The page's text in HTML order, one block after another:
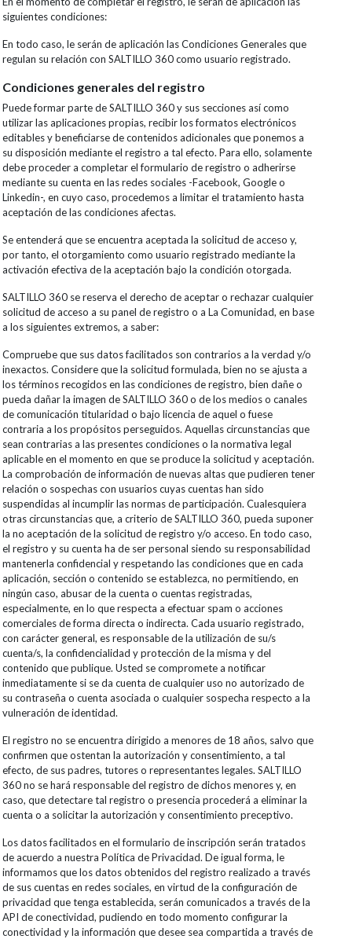
siguientes condiciones:
En todo caso, le serán de aplicación las Condiciones Generales que
regulan su relación con SALTILLO 360 como usuario registrado.
Condiciones generales del registro
Puede formar parte de SALTILLO 360 y sus secciones así como
utilizar las aplicaciones propias, recibir los formatos electrónicos
editables y beneficiarse de contenidos adicionales que ponemos a
su disposición mediante el registro a tal efecto. Para ello, solamente
debe proceder a completar el formulario de registro o adherirse
mediante su cuenta en las redes sociales -Facebook, Google o
Linkedin-, en cuyo caso, procedemos a limitar el tratamiento hasta
aceptación de las condiciones afectas.
Se entenderá que se encuentra aceptada la solicitud de acceso y,
por tanto, el otorgamiento como usuario registrado mediante la
activación efectiva de la aceptación bajo la condición otorgada.
SALTILLO 360 se reserva el derecho de aceptar o rechazar cualquier
solicitud de acceso a su panel de registro o a La Comunidad, en base
a los siguientes extremos, a saber:
Compruebe que sus datos facilitados son contrarios a la verdad y/o
inexactos. Considere que la solicitud formulada, bien no se ajusta a
los términos recogidos en las condiciones de registro, bien dañe o
pueda dañar la imagen de SALTILLO 360 o de los medios o canales
de comunicación titularidad o bajo licencia de aquel o fuese
contraria a los propósitos perseguidos. Aquellas circunstancias que
sean contrarias a las presentes condiciones o la normativa legal
aplicable en el momento en que se produce la solicitud y aceptación.
La comprobación de información de nuevas altas que pudieren tener
relación o sospechas con usuarios cuyas cuentas han sido
suspendidas al incumplir las normas de participación. Cualesquiera
otras circunstancias que, a criterio de SALTILLO 360, pueda suponer
la no aceptación de la solicitud de registro y/o acceso. En todo caso,
el registro y su cuenta ha de ser personal siendo su responsabilidad
mantenerla confidencial y respetando las condiciones que en cada
aplicación, sección o contenido se establezca, no permitiendo, en
ningún caso, abusar de la cuenta o cuentas registradas,
especialmente, en lo que respecta a efectuar spam o acciones
comerciales de forma directa o indirecta. Cada usuario registrado,
con carácter general, es responsable de la utilización de su/s
cuenta/s, la confidencialidad y protección de la misma y del
contenido que publique. Usted se compromete a notificar
inmediatamente si se da cuenta de cualquier uso no autorizado de
su contraseña o cuenta asociada o cualquier sospecha respecto a la
vulneración de identidad.
El registro no se encuentra dirigido a menores de 18 años, salvo que
confirmen que ostentan la autorización y consentimiento, a tal
efecto, de sus padres, tutores o representantes legales. SALTILLO
360 no se hará responsable del registro de dichos menores y, en
caso, que detectare tal registro o presencia procederá a eliminar la
cuenta o a solicitar la autorización y consentimiento preceptivo.
Los datos facilitados en el formulario de inscripción serán tratados
de acuerdo a nuestra Política de Privacidad. De igual forma, le
informamos que los datos obtenidos del registro realizado a través
de sus cuentas en redes sociales, en virtud de la configuración de
privacidad que tenga establecida, serán comunicados a través de la
API de conectividad, pudiendo en todo momento configurar la
conectividad y la información que desee sea compartida a través de